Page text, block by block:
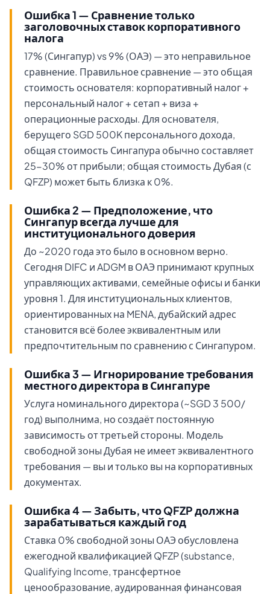
Ошибка 1 — Сравнение только
заголовочных ставок корпоративного
налога
17% (Сингапур) vs 9% (ОАЭ) — это неправильное
сравнение. Правильное сравнение — это общая
стоимость основателя: корпоративный налог +
персональный налог + сетап + виза +
операционные расходы. Для основателя,
берущего SGD 500K персонального дохода,
общая стоимость Сингапура обычно составляет
25-30% от прибыли; общая стоимость Дубая (с
QFZP) может быть близка к 0%.
Ошибка 2 — Предположение, что
Сингапур всегда лучше для
институционального доверия
До ~2020 года это было в основном верно.
Сегодня DIFC и ADGM в ОАЭ принимают крупных
управляющих активами, семейные офисы и банки
уровня 1. Для институциональных клиентов,
ориентированных на MENA, дубайский адрес
становится всё более эквивалентным или
предпочтительным по сравнению с Сингапуром.
Ошибка 3 — Игнорирование требования
местного директора в Сингапуре
Услуга номинального директора (~SGD 3 500/
год) выполнима, но создаёт постоянную
зависимость от третьей стороны. Модель
свободной зоны Дубая не имеет эквивалентного
требования — вы и только вы на корпоративных
документах.
Ошибка 4 — Забыть, что QFZP должна
зарабатываться каждый год
Ставка 0% свободной зоны ОАЭ обусловлена
ежегодной квалификацией QFZP (substance,
Qualifying Income, трансфертное
ценообразование, аудированная финансовая